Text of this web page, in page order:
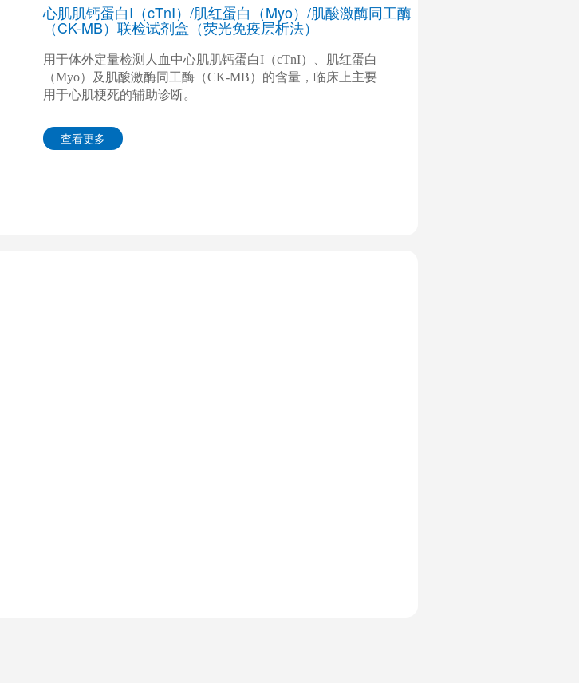
心肌肌钙蛋白I（cTnI）/肌红蛋白（Myo）/肌酸激酶同工酶
（CK-MB）联检试剂盒（荧光免疫层析法）
用于体外定量检测人血中心肌肌钙蛋白I（cTnI）、肌红蛋白
（Myo）及肌酸激酶同工酶（CK-MB）的含量，临床上主要
用于心肌梗死的辅助诊断。
查看更多